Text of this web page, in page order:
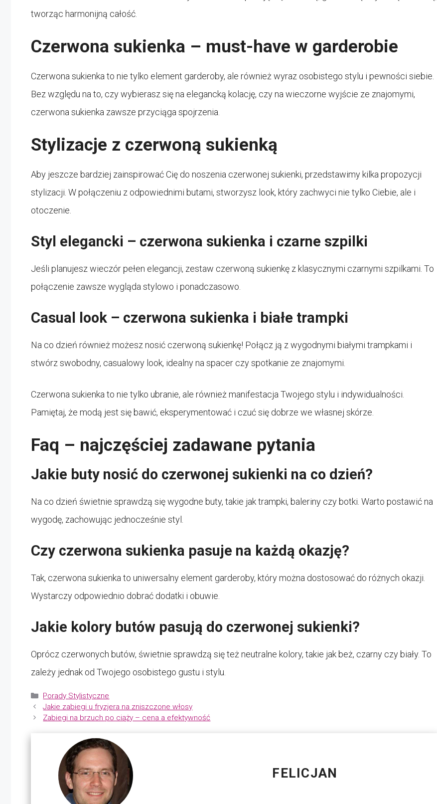
tworząc harmonijną całość.
Czerwona sukienka – must-have w garderobie
Czerwona sukienka to nie tylko element garderoby, ale również wyraz osobistego stylu i pewności siebie.
Bez względu na to, czy wybierasz się na elegancką kolację, czy na wieczorne wyjście ze znajomymi,
czerwona sukienka zawsze przyciąga spojrzenia.
Stylizacje z czerwoną sukienką
Aby jeszcze bardziej zainspirować Cię do noszenia czerwonej sukienki, przedstawimy kilka propozycji
stylizacji. W połączeniu z odpowiednimi butami, stworzysz look, który zachwyci nie tylko Ciebie, ale i
otoczenie.
Styl elegancki – czerwona sukienka i czarne szpilki
Jeśli planujesz wieczór pełen elegancji, zestaw czerwoną sukienkę z klasycznymi czarnymi szpilkami. To
połączenie zawsze wygląda stylowo i ponadczasowo.
Casual look – czerwona sukienka i białe trampki
Na co dzień również możesz nosić czerwoną sukienkę! Połącz ją z wygodnymi białymi trampkami i
stwórz swobodny, casualowy look, idealny na spacer czy spotkanie ze znajomymi.
Czerwona sukienka to nie tylko ubranie, ale również manifestacja Twojego stylu i indywidualności.
Pamiętaj, że modą jest się bawić, eksperymentować i czuć się dobrze we własnej skórze.
Faq – najczęściej zadawane pytania
Jakie buty nosić do czerwonej sukienki na co dzień?
Na co dzień świetnie sprawdzą się wygodne buty, takie jak trampki, baleriny czy botki. Warto postawić na
wygodę, zachowując jednocześnie styl.
Czy czerwona sukienka pasuje na każdą okazję?
Tak, czerwona sukienka to uniwersalny element garderoby, który można dostosować do różnych okazji.
Wystarczy odpowiednio dobrać dodatki i obuwie.
Jakie kolory butów pasują do czerwonej sukienki?
Oprócz czerwonych butów, świetnie sprawdzą się też neutralne kolory, takie jak beż, czarny czy biały. To
zależy jednak od Twojego osobistego gustu i stylu.
Kategorie
Porady Stylistyczne
Jakie zabiegi u fryzjera na zniszczone włosy
Zabiegi na brzuch po ciąży – cena a efektywność
FELICJAN